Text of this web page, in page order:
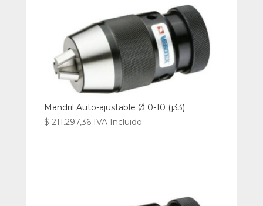
Mandril Auto-ajustable Ø 0-10 (j33)
$ 211.297,36 IVA Incluido